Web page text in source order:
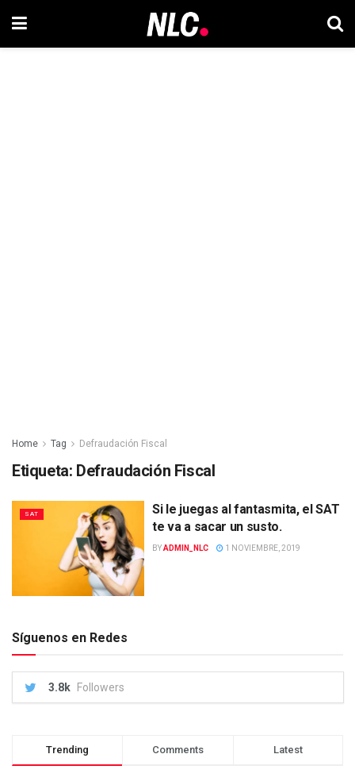
Home Tag Defraudación Fiscal
Etiqueta: Defraudación Fiscal
SAT
Si le juegas al fantasmita, el SAT
te va a sacar un susto.
BYADMIN_NLC 1 NOVIEMBRE, 2019
Síguenos en Redes
3.8k Followers
Trending Comments Latest